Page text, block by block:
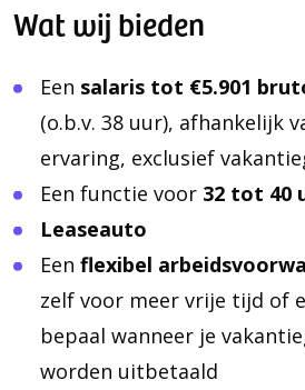
Wat wij bieden
Een salaris tot €5.901
(o.b.v. 38 uur), afhankelijk
ervaring, exclusief
Een functie voor 32 tot 40
Leaseauto
Een flexibel
zelf voor meer vrije tijd of
bepaal wanneer je
worden uitbetaald